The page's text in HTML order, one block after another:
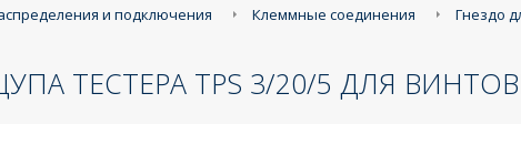
и подключения Клеммные соединения Гнездо
ТЕСТЕРА TPS 3/20/5 ДЛЯ